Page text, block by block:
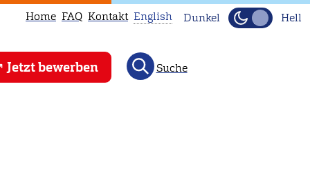
Home FAQ Kontakt
This
page
English Dunkel Hell
Jetzt bewerben Suche